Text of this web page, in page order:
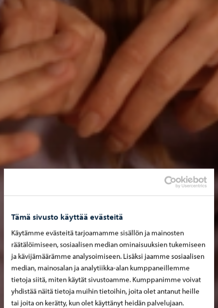
Tämä sivusto käyttää evästeitä
Käytämme evästeitä tarjoamamme sisällön ja mainosten
räätälöimiseen, sosiaalisen median ominaisuuksien tukemiseen
ja kävijämäärämme analysoimiseen. Lisäksi jaamme sosiaalisen
median, mainosalan ja analytiikka-alan kumppaneillemme
tietoja siitä, miten käytät sivustoamme. Kumppanimme voivat
yhdistää näitä tietoja muihin tietoihin, joita olet antanut heille
tai joita on kerätty, kun olet käyttänyt heidän palvelujaan.